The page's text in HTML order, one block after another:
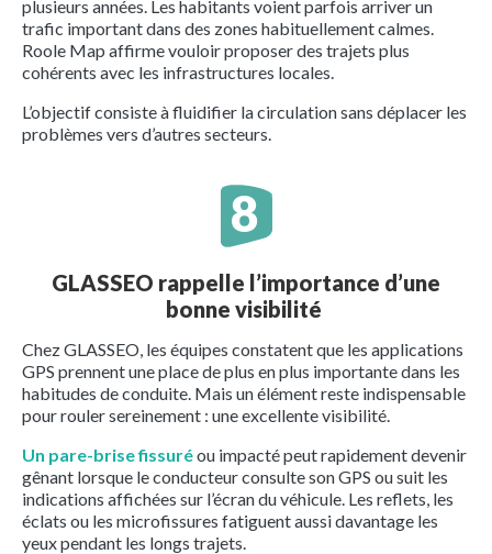
plusieurs années. Les habitants voient parfois arriver un
trafic important dans des zones habituellement calmes.
Roole Map affirme vouloir proposer des trajets plus
cohérents avec les infrastructures locales.
L’objectif consiste à fluidifier la circulation sans déplacer les
problèmes vers d’autres secteurs.
GLASSEO rappelle l’importance d’une
bonne visibilité
Chez GLASSEO, les équipes constatent que les applications
GPS prennent une place de plus en plus importante dans les
habitudes de conduite. Mais un élément reste indispensable
pour rouler sereinement : une excellente visibilité.
Un pare-brise fissuréou impacté peut rapidement devenir
gênant lorsque le conducteur consulte son GPS ou suit les
indications affichées sur l’écran du véhicule. Les reflets, les
éclats ou les microfissures fatiguent aussi davantage les
yeux pendant les longs trajets.